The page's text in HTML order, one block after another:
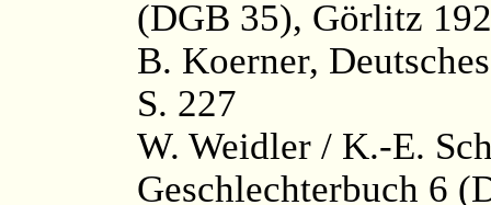
(DGB 35), Görlitz
B. Koerner,
S. 227
W. Weidler / K.-E.
Geschlechterbuch 6